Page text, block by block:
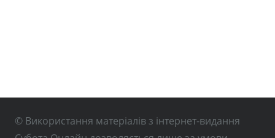
© Використання матеріалів з інтернет-видання